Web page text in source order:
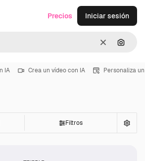
Borrar
Precios Iniciar sesión
IA Crea un vídeo con IA Personaliza
Filtros